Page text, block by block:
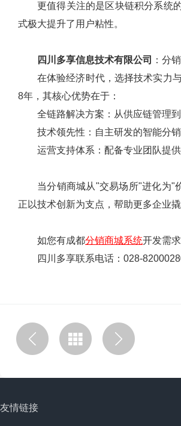
更值得关注的是区块链积分系统
式极大提升了用户粘性。
四川多享信息技术有限公司
：分
在体验经济时代，选择技术实力
8年，其核心优势在于：
全链路解决方案：从供应链管理
技术领先性：自主研发的智能分
运营支持体系：配备专业团队提
当分销商城从"交易场所"进化为"
正以技术创新为支点，帮助更多企业
如您有成都分销商城系统开发需
四川多享联系电话：028-
友情链接